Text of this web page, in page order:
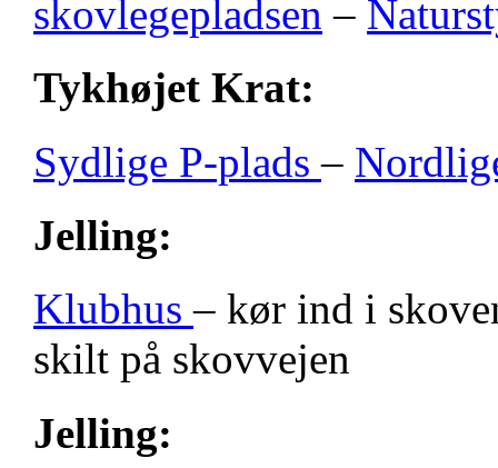
skovlegepladsen –
Tykhøjet Krat:
Sydlige P-plads–
Jelling:
Klubhus– kør ind i
skilt på skovvejen
Jelling: